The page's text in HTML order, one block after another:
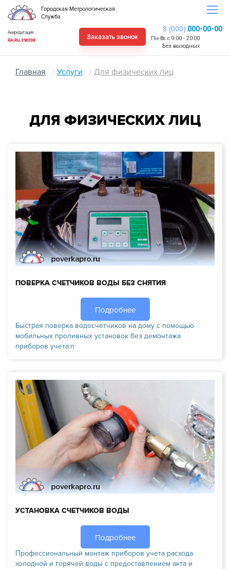
Городская Метрологическая
Служба
Заказать звонок
Аккредитация
RA.RU.314398
8 (000) 000-00-00
Пн-Вс с 9:00 - 20:00
Без выходных
Главная Услуги Для физических лиц
ДЛЯ ФИЗИЧЕСКИХ ЛИЦ
ПОВЕРКА СЧЕТЧИКОВ ВОДЫ БЕЗ СНЯТИЯ
Подробнее
Быстрая поверка водосчетчиков на дому с помощью
мобильных проливных установок без демонтажа
приборов учета.n
УСТАНОВКА СЧЕТЧИКОВ ВОДЫ
Подробнее
Профессиональный монтаж приборов учета расхода
холодной и горячей воды с предоставлением акта и